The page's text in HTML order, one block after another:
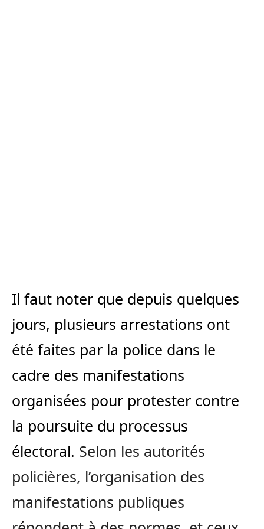
Il faut noter que depuis quelques
jours, plusieurs arrestations ont
été faites par la police dans le
cadre des manifestations
organisées pour protester contre
la poursuite du processus
électoral. Selon les autorités
policières, l’organisation des
manifestations publiques